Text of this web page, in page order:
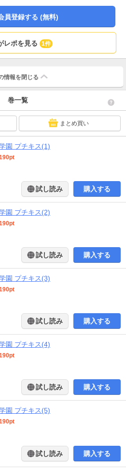
員登録する (無料)
レポを見る 1件
情報を 閉じる
巻一覧
まとめ買い
園 プチキス(1)
試し読み 購入する
園 プチキス(2)
試し読み 購入する
園 プチキス(3)
試し読み 購入する
園 プチキス(4)
試し読み 購入する
園 プチキス(5)
試し読み 購入する